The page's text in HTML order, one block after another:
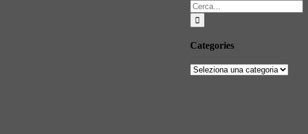
Cerca
per:
Categories
Categories